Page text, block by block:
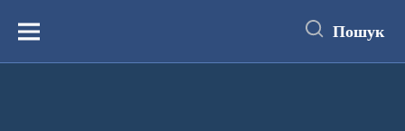
вмістуМеню Пошук